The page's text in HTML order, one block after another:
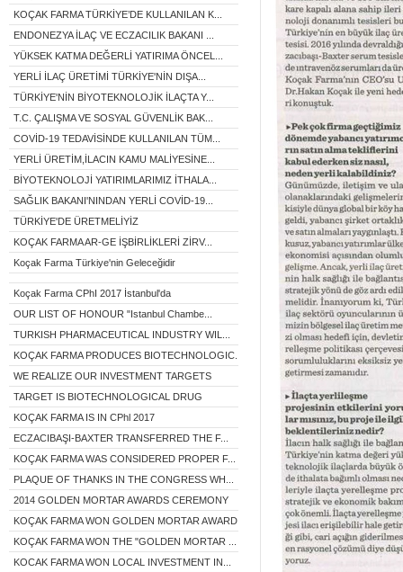
KOÇAK FARMA TÜRKİYE’DE KULLANILAN K...
ENDONEZYA İLAÇ VE ECZACILIK BAKANI ...
YÜKSEK KATMA DEĞERLİ YATIRIMA ÖNCEL...
YERLİ İLAÇ ÜRETİMİ TÜRKİYE'NİN DIŞA...
TÜRKİYE'NİN BİYOTEKNOLOJİK İLAÇTA Y...
T.C. ÇALIŞMA VE SOSYAL GÜVENLİK BAK...
COVİD-19 TEDAVİSİNDE KULLANILAN TÜM...
YERLİ ÜRETİM,İLACIN KAMU MALİYESİNE...
BİYOTEKNOLOJİ YATIRIMLARIMIZ İTHALA...
SAĞLIK BAKANI'NINDAN YERLİ COVİD-19...
TÜRKİYE'DE ÜRETMELİYİZ
KOÇAK FARMA AR-GE İŞBİRLİKLERİ ZİRV...
Koçak Farma Türkiye'nin Geleceğidir
Koçak Farma CPhI 2017 İstanbul'da
OUR LIST OF HONOUR "Istanbul Chambe...
TURKISH PHARMACEUTICAL INDUSTRY WIL...
KOÇAK FARMA PRODUCES BIOTECHNOLOGIC...
WE REALIZE OUR INVESTMENT TARGETS
TARGET IS BIOTECHNOLOGICAL DRUG
KOÇAK FARMA IS IN CPhl 2017
ECZACIBAŞI-BAXTER TRANSFERRED THE F...
KOÇAK FARMA WAS CONSIDERED PROPER F...
PLAQUE OF THANKS IN THE CONGRESS WH...
2014 GOLDEN MORTAR AWARDS CEREMONY
KOÇAK FARMA WON GOLDEN MORTAR AWARD...
KOÇAK FARMA WON THE "GOLDEN MORTAR ...
KOCAK FARMA WON LOCAL INVESTMENT IN...